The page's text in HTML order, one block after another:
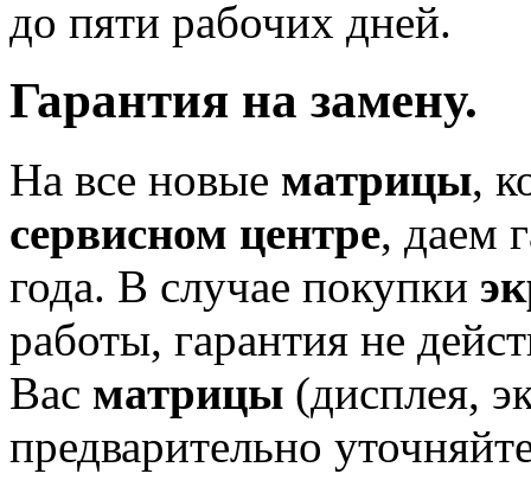
до пяти рабочих дней.
Гарантия на замену.
На все новые матрицы,
сервисном центре, даем
года. В случае покупки
работы, гарантия не
Вас матрицы (дисплея,
предварительно